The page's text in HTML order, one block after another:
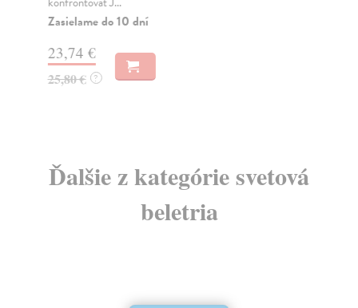
Zasielame do 10 dní
23,74 €
25,80 € ?
Ďalšie z kategórie svetová
beletria